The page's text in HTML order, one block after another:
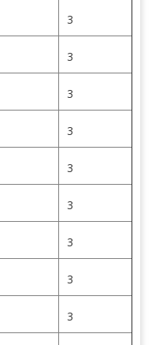
3
3
3
3
3
3
3
3
3